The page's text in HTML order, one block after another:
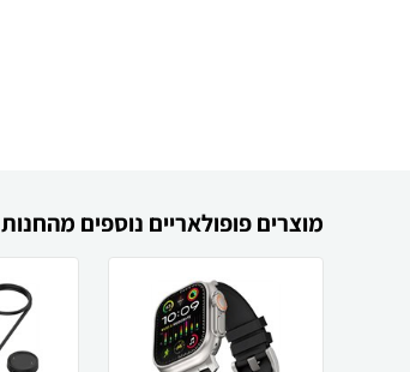
מוצרים פופולאריים נוספים מהחנות